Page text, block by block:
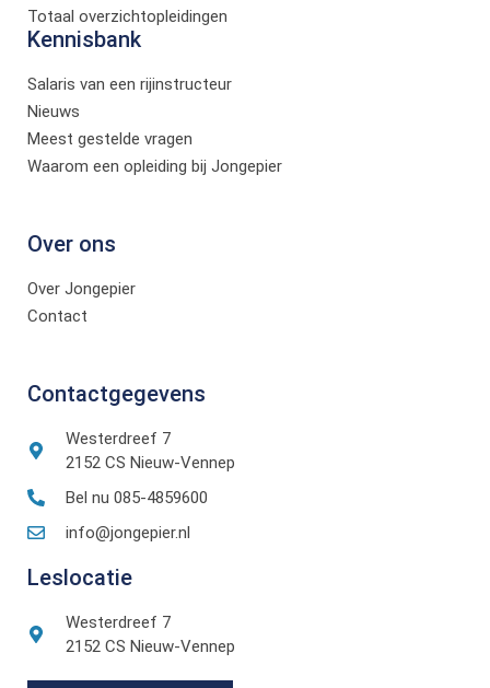
Totaal overzichtopleidingen
Kennisbank
Salaris van een rijinstructeur
Nieuws
Meest gestelde vragen
Waarom een opleiding bij Jongepier
Over ons
Over Jongepier
Contact
Contactgegevens
Westerdreef 7
2152 CS Nieuw-Vennep
Bel nu 085-4859600
info@jongepier.nl
Leslocatie
Westerdreef 7
2152 CS Nieuw-Vennep